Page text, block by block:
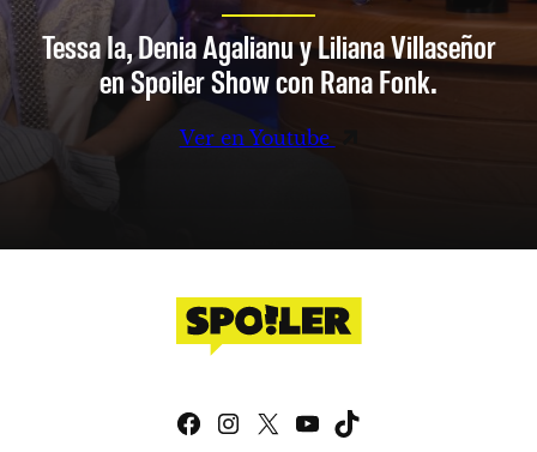
Tessa Ia, Denia Agalianu y Liliana Villaseñor
en Spoiler Show con Rana Fonk.
Ver en Youtube
Facebook
Instagram
X YouTube